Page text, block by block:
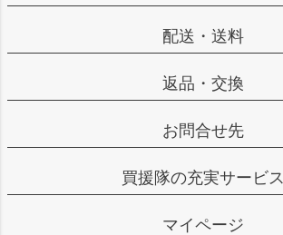
配送・送料
返品・交換
お問合せ先
買援隊の充実サービス
マイページ